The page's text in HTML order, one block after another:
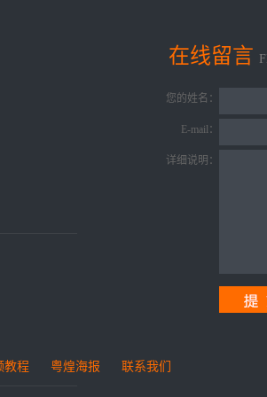
您的姓名：
E-mail：
详细说明：
在线留言
教程 粤煌海报 联系我们